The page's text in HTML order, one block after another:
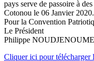
pays serve de passoire à
Cotonou le 06 Janvier 2020.
Pour la Convention
Le Président
Philippe
Cliquer ici pour télécharger